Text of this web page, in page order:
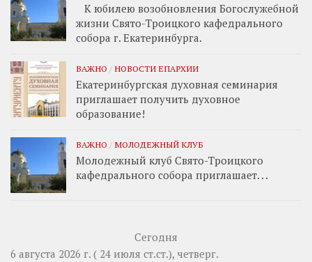
К юбилею возобновления Богослужебной
жизни Свято-Троицкого кафедрального
собора г. Екатеринбурга.
ВАЖНО / НОВОСТИ ЕПАРХИИ
Екатеринбургская духовная семинария
приглашает получить духовное
образование!
ВАЖНО / МОЛОДЕЖНЫЙ КЛУБ
Молодежный клуб Свято-Троицкого
кафедрального собора приглашает. . .
Сегодня
6 августа 2026 г. ( 24 июля ст.ст.), четверг.